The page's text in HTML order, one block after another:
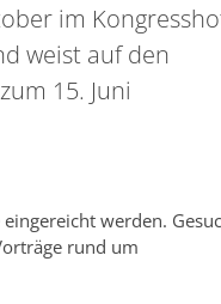
im
weist auf den
15. Juni
werden.
rund um